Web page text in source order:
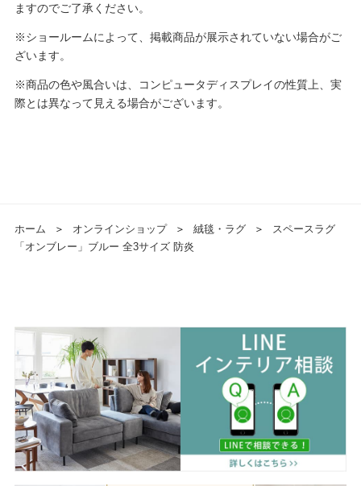
ますのでご了承ください。
※ショールームによって、掲載商品が展示されていない場合がご
ざいます。
※商品の色や風合いは、コンピュータディスプレイの性質上、実
際とは異なって見える場合がございます。
ホーム ＞ オンラインショップ ＞ 絨毯・ラグ ＞
スペースラグ
「オンブレー」ブルー 全3サイズ 防炎